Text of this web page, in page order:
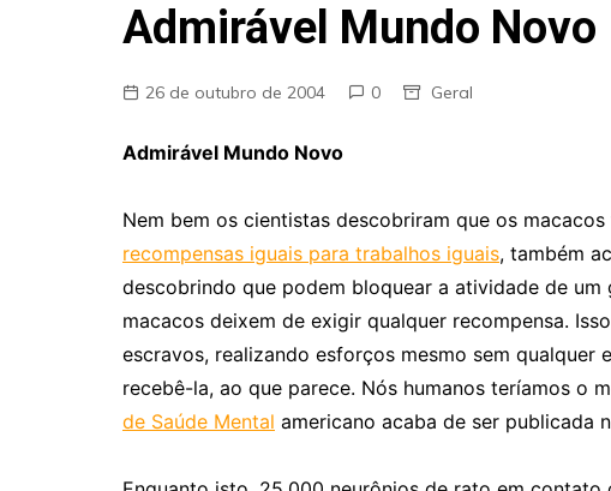
Pareidolia
Admirável Mundo Novo
26 de outubro de 2004 0 Geral
Admirável Mundo Novo
Nem bem os cientistas descobriram que os
recompensas iguais para trabalhos iguais, também
descobrindo que podem bloquear a atividade de um
macacos deixem de exigir qualquer recompensa.
escravos, realizando esforços mesmo sem
recebê-la, ao que parece. Nós humanos teríamos o
de Saúde Mental americano acaba de ser publicada